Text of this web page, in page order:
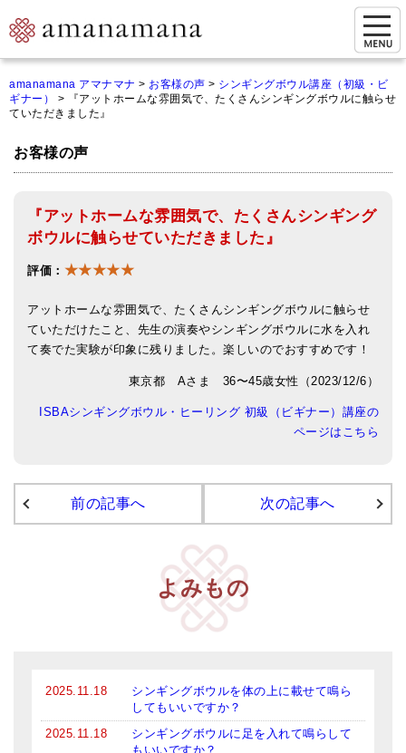
マイページ
ご来店予約（実店舗）
オンライン相談&購入
オンラインショップ
● 新・鍛造スペシャル
スティック・マレット・リング（台座）
アマナマナのティンシャ
amanamana アマナマナ > お客様の声 > シンギングボウル講座（初級・ビ
ギナー）
>
『アットホームな雰囲気で、たくさんシンギングボウルに触らせ
ていただきました』
お客様の声
『アットホームな雰囲気で、たくさんシンギング
ボウルに触らせていただきました』
評価： ★★★★★
アットホームな雰囲気で、たくさんシンギングボウルに触らせ
ていただけたこと、先生の演奏やシンギングボウルに水を入れ
て奏でた実験が印象に残りました。楽しいのでおすすめです！
東京都 Aさま 36〜45歳女性（2023/12/6）
ISBAシンギングボウル・ヒーリング 初級（ビギナー）講座の
ページはこちら
前の記事へ 次の記事へ
よみもの
2025.11.18
シンギングボウルを体の上に載せて鳴ら
してもいいですか？
2025.11.18
シンギングボウルに足を入れて鳴らして
もいいですか？